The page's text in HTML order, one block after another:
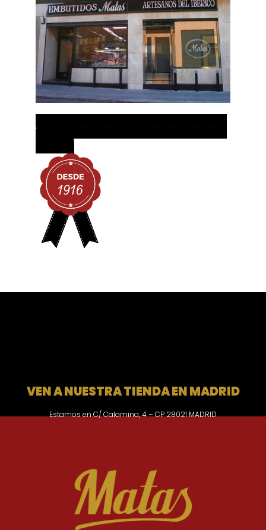
VEN A NUESTRA TIENDA EN MADRID
Estamos en C/ Calamina, 4 – CP 28021 MADRID